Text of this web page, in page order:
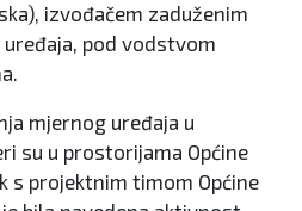
izvođačem zaduženim
pod vodstvom
mjernog uređaja u
su u prostorijama Općine
s projektnim timom Općine